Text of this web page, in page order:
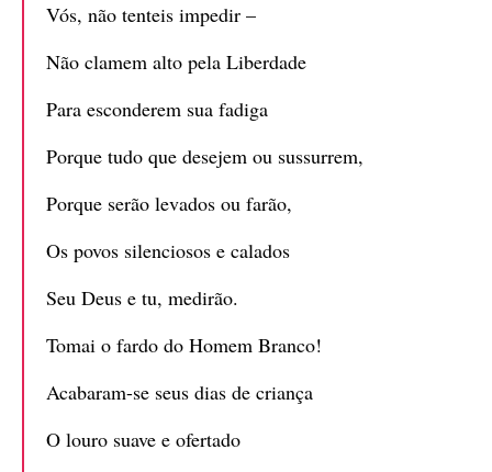
Vós, não tenteis impedir –
Não clamem alto pela Liberdade
Para esconderem sua fadiga
Porque tudo que desejem ou sussurrem,
Porque serão levados ou farão,
Os povos silenciosos e calados
Seu Deus e tu, medirão.
Tomai o fardo do Homem Branco!
Acabaram-se seus dias de criança
O louro suave e ofertado